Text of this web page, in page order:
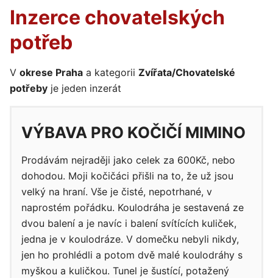
Inzerce chovatelských
potřeb
V okrese Praha a kategorii Zvířata/Chovatelské
potřeby je jeden inzerát
VÝBAVA PRO KOČIČÍ MIMINO
Prodávám nejraději jako celek za 600Kč, nebo
dohodou. Moji kočičáci přišli na to, že už jsou
velký na hraní. Vše je čisté, nepotrhané, v
naprostém pořádku. Koulodráha je sestavená ze
dvou balení a je navíc i balení svítících kuliček,
jedna je v koulodráze. V domečku nebyli nikdy,
jen ho prohlédli a potom dvě malé koulodráhy s
myškou a kuličkou. Tunel je šustící, potažený